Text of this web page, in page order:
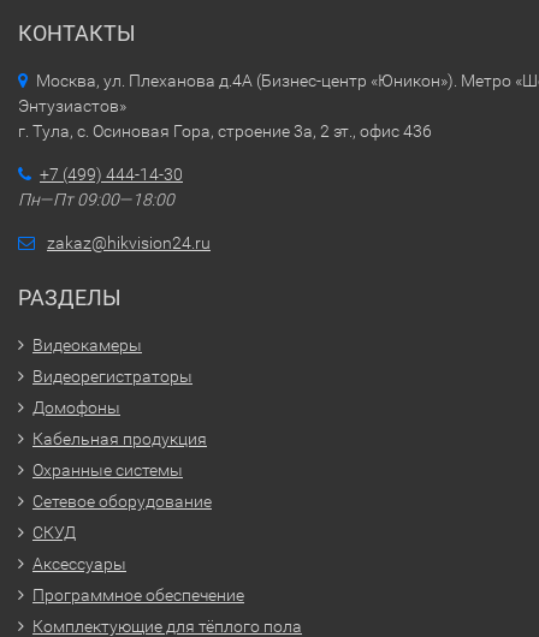
КОНТАКТЫ
Москва, ул. Плеханова д.4А (Бизнес-центр «Юникон»). Метро
Энтузиастов»
г. Тула, с. Осиновая Гора, строение 3а, 2 эт., офис 436
+7 (499) 444-14-30
Пн—Пт 09:00—18:00
zakaz@hikvision24.ru
РАЗДЕЛЫ
Видеокамеры
Видеорегистраторы
Домофоны
Кабельная продукция
Охранные системы
Сетевое оборудование
СКУД
Аксессуары
Программное обеспечение
Комплектующие для тёплого пола